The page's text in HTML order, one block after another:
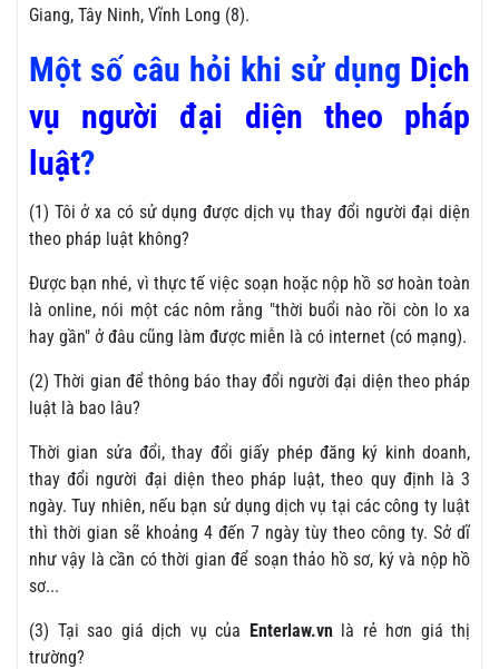
Giang, Tây Ninh, Vĩnh Long (8).
Một số câu hỏi khi sử dụng Dịch
vụ người đại diện theo pháp
luật?
(1) Tôi ở xa có sử dụng được dịch vụ thay đổi người đại diện
theo pháp luật không?
Được bạn nhé, vì thực tế việc soạn hoặc nộp hồ sơ hoàn toàn
là online, nói một các nôm rằng "thời buổi nào rồi còn lo xa
hay gần" ở đâu cũng làm được miễn là có internet (có mạng).
(2) Thời gian để thông báo thay đổi người đại diện theo pháp
luật là bao lâu?
Thời gian sửa đổi, thay đổi giấy phép đăng ký kinh doanh,
thay đổi người đại diện theo pháp luật, theo quy định là 3
ngày. Tuy nhiên, nếu bạn sử dụng dịch vụ tại các công ty luật
thì thời gian sẽ khoảng 4 đến 7 ngày tùy theo công ty. Sở dĩ
như vậy là cần có thời gian để soạn thảo hồ sơ, ký và nộp hồ
sơ...
(3) Tại sao giá dịch vụ của Enterlaw.vn là rẻ hơn giá thị
trường?